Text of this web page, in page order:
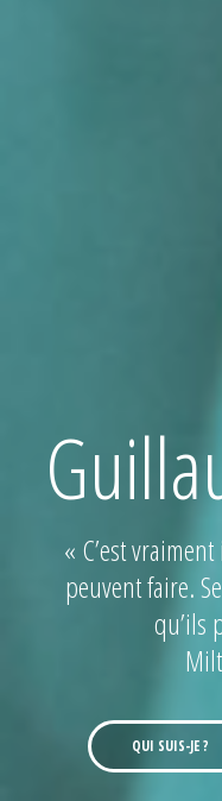
« C’est
peuvent faire.
qu’ils
QUI SUIS-JE ?